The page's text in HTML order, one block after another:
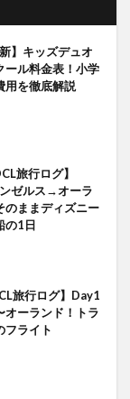
】キッズデュオ
ール料金表！小学
用を徹底解説
旅行ログ】
ゼルス→オーラ
のままディズニー
の1日
旅行ログ】Day1
オーランド！トラ
フライト